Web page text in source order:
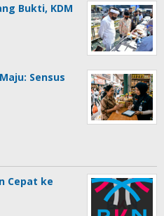
Bukti, KDM
Sensus
Cepat ke